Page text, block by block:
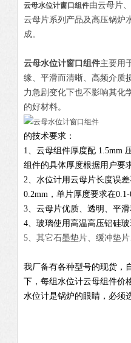
云母水位计窗口组件由云母片
云母片系列产品及高压锅炉
成。
云母水位计窗口组件主要用
缘、平滑而清晰、高频介质
力急剧变化下也不影响其化
的好材料。
的技术要求：
1、云母组件厚度配 1.5mm
组件的具体厚度根据用户要
2、水位计用云母片长度误
0.2mm ，单片厚度要求在
3、云母片优质、透明、平
4、玻璃使用高温高压铝硅
5、其它石墨垫片、缓冲垫
我厂备有各种型号的现货，
下，每组水位计云母组件价
水位计是锅炉的眼睛，必须